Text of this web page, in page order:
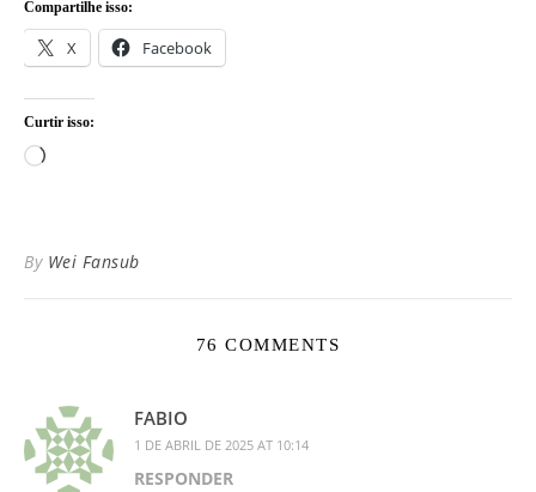
Compartilhe isso:
X Facebook
Curtir isso:
Carregando...
By Wei Fansub
76 COMMENTS
FABIO
1 DE ABRIL DE 2025 AT 10:14
RESPONDER